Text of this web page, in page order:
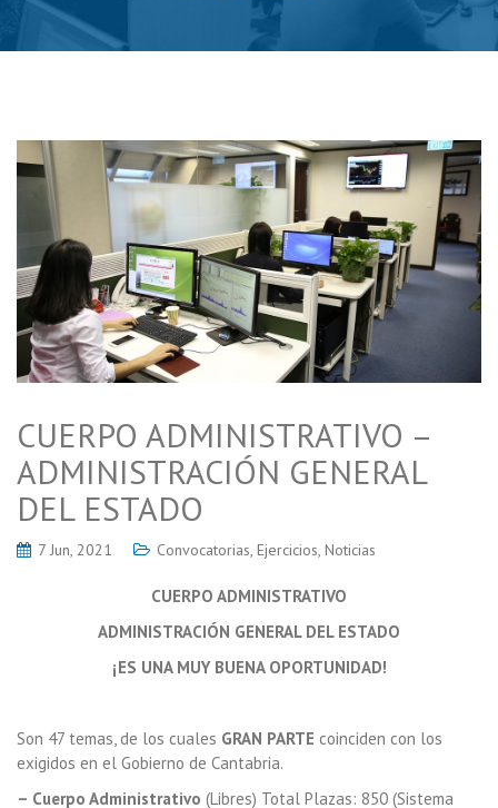
CUERPO ADMINISTRATIVO –
ADMINISTRACIÓN GENERAL
DEL ESTADO
7 Jun, 2021 Convocatorias, Ejercicios, Noticias
CUERPO ADMINISTRATIVO
ADMINISTRACIÓN GENERAL DEL ESTADO
¡ES UNA MUY BUENA OPORTUNIDAD!
Son 47 temas, de los cuales GRAN PARTE coinciden con los
exigidos en el Gobierno de Cantabria.
– Cuerpo Administrativo (Libres) Total Plazas: 850 (Sistema